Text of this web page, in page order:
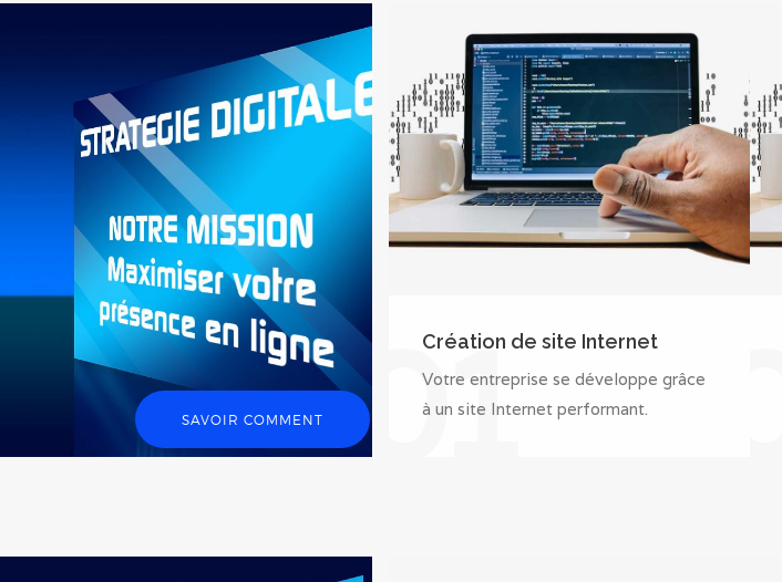
SAVOIR COMMENT
Création de site Internet
Votre entreprise se développe grâce
à un site Internet performant.
01